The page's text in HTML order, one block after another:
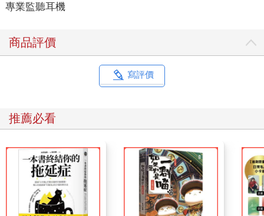
專業監聽耳機
商品評價
寫評價
推薦必看